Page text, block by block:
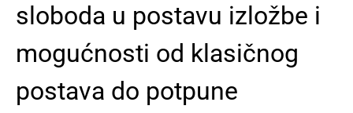
sloboda u postavu izložbe i
mogućnosti od klasičnog
postava do potpune